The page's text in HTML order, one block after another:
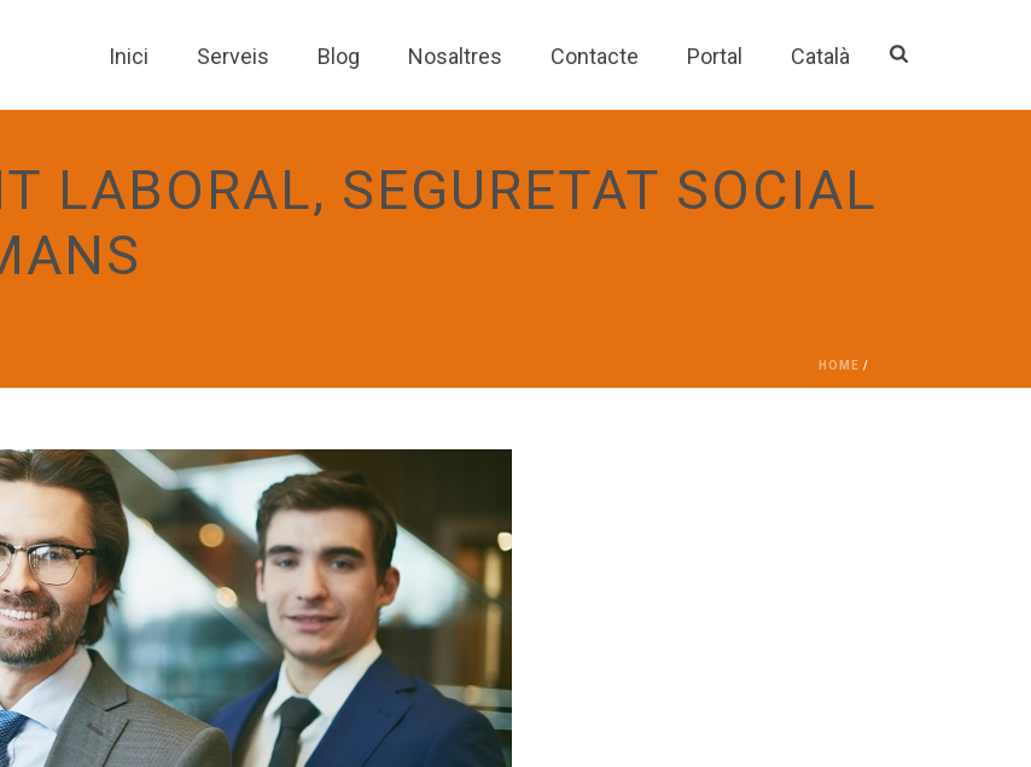
Inici Serveis Blog Nosaltres Contacte Portal Català
LABORAL, SEGURETAT SOCIAL
HOME /